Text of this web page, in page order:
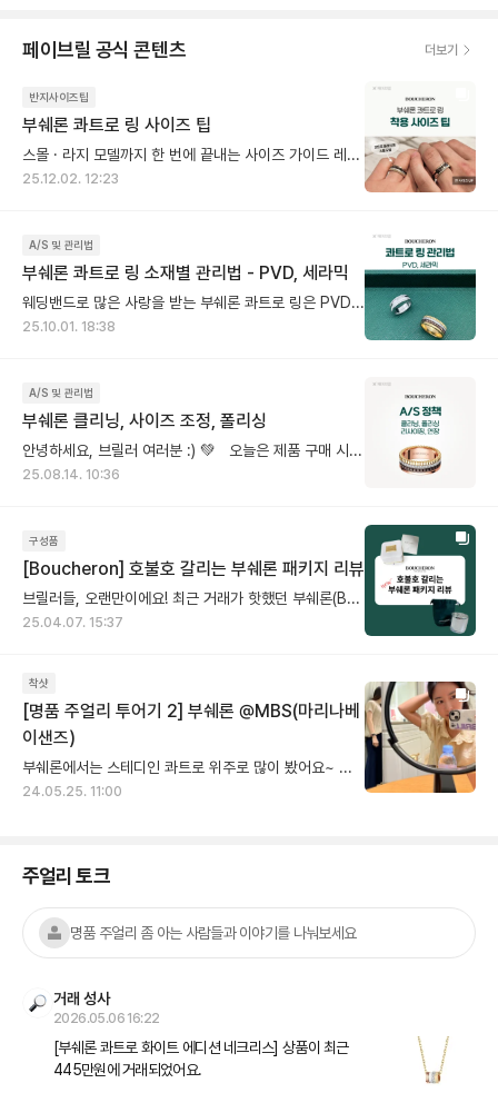
페이브릴 공식 콘텐츠 더보기
반지사이즈팁
부쉐론 콰트로 링 사이즈 팁
스몰 · 라지 모델까지 한 번에 끝내는 사이즈 가이드 레이어드된 밴드와 볼륨감 덕분에 존재감이 큰 콰트로 링은 웨딩 밴드로 데일리 착용할 때 특히 사이즈 선택이 중요해요. 모델에 따라 같은 호수라도 착용감이 달라지기 때문에 기본 웨딩 링, 스몰, 라지 모델을 나눠서 보는 것이 좋습니다. [사이즈 선택 가이드] ❶ 기본 콰트로 웨딩 링 안쪽 마감이 부드럽고, 손가락을 자연스럽게 감싸는 곡선 형태라 ✔️ 평소에 착용하는 정 사이즈로 편안하게 착용 가능해요. 👉 예: 평소 51호 착용 → 51호 추천 ❷ 콰트로 클래식 스몰 링 여러 코드가 한 번에 레이어드된 구조라 실제 착용감이평소 반지보다 살짝 타이트하게 느껴질 수 있습니다. ✔️ 평소 링 사이즈보다 한 사이즈 크게 선택을 추천해요. 👉 예: 평소 51호 착용 → 스몰 링 52호 추천 ❸ 콰트로 클래식 라지 링 밴드 폭이 가장 넓고 손가락을 감싸는 면적이 크기 때문에 정사이즈로 맞추면 끼우고 뺄 때 답답할 수 있어요. 손가락 옆면과 아랫부분까지 넓게 닿으면서 움직임이 제한되고, 실제 호수보다 더 작게 느껴지는 편입니다. ✔️ 평소 링 사이즈보다 두 사이즈 크게 선택을 권장해요. 👉 예: 평소 51호 착용 → 라지 링 53호 추천 [왜 스몰은 한 사이즈, 라지는 두 사이즈 업이 필요할까] - 링의 폭과 손가락이 닿는 면적 때문인데요. 링 폭이 두꺼워질수록 손가락과 맞닿는 면이 넓어지고 같은 호수라도 더 타이트하게 느껴지게 됩니다. - 콰트로처럼 폭이 넓은 링은 손가락을 둥글게 감싸며 반듯하게 고정되는 형태라, 마디를 통과할 때나 손을 쥐었다 폈다 할 때 더 끼는 느낌이 강해져요. - 여기에 더해, 계절, 온도, 개인별 붓기 차이 때문에 볼륨감이 큰 스몰, 라지는 여유있는 사이즈 선택하는게 오래 착용하해도 편안하고, 손가락 라인도 더 예쁘게 정리되어 보여요. 💡페이브릴 Tip) 콰트로 스몰 모델을 보고 있다면 →평소 호수보다 한 사이즈 크게 콰트로 라지 모델을 보고 있다면 →평소 호수보다 두 사이즈 크게 ________________________________________________ 💭FAQ Q. 콰트로 링은 사이즈 조정이 가능한가요? A. 밴드 전체에 패턴이 반복되는 구조라 사이즈 조절이 불가해요. 사이즈 수선이 어려운 디자인이기 때문에, 구매 시 계절과 온도, 개인의 붓기 정도를 함께 고려해 호수를 신중하게 선택하는 것이 중요해요. Q. 웨딩링으로 가장 인기있는 콰트로 링은 무엇인가요? A. 부쉐론 클래식 콰트로링 4단 다이아 모델이 가장 인기 있어요. - 일반적으로 여성분은 다이아가 세팅된 클래식 콰트로 링, - 남성분은 다이아가 없는 클래식 콰트로 링 조합으로 많이 선택하세요. Q. 콰트로 색상은 어떤 컬러가 인기가 많나요? A. 콰트로 컬렉션은 다양한 컬러와 소재를 조합한 디자인이 특징입니다. - 브라운 PVD(클래식) : 캐주얼 스타일과 포멀한 룩 모두에게 잘 어울려 활용도가 높아요. - 화이트 세라믹(화이트 에디션) : 밝고 여성스러운 분위기를 선호하시는 분들께 인기입니다. - 블랙 PVD(블랙 에디션) : 강렬하고 모던한 무드를 주어 존재감 있는 포인트 링으로 좋습니다. Q. 콰트로 링 착용팁이 있을까요? A. 기본 웨딩 밴드와 가드링을 레이어링하면, 콰트로 스몰 모델을 보다 부담 없이 연출할 수 있어요 - 클루 드 파리, 그로그랭, 다이아 가드링 디자인을 가드링으로 많이 찾으세요. 가드 링만 단독으로 착용해도 캐주얼한 느낌을 줄 수 있고, 상황에 따라 다른 가드 링을 함께 레이어링하면 두께감 있는 스몰 모델을 착용한 듯한 느낌으로 연출할 수 있습니다.
25.12.02. 12:23
A/S 및 관리법
부쉐론 콰트로 링 소재별 관리법 - PVD, 세라믹
웨딩밴드로 많은 사랑을 받는 부쉐론 콰트로 링은 PVD와 세라믹이 더해져 유니크한 매력을 보여줘요. 오늘은 이런 콰트로 링을 오래 예쁘게 착용할 수 있는 관리법과 A/S 정보를 함께 알려드릴게요! 💍 [콰트로 링 관리 법] ➊ 운동, 수면, 손 씻을 때는 빼두는 게 좋아요. ➋ 착용 후엔 부드러운 천으로 닦아 표면을 관리해 주세요. ➌ 얼룩이 묻으면 미온수에 중성세제를 살짝 풀어 닦은 뒤 잘 건조시켜주세요. ➍ 향수·손소독제 같은 화학 제품, 사우나와 같은 고온 노출은 피해주세요. [PVD] 브라운·블랙 컬러는 18K 골드 위에 특수 공법으로 색을 입힌 소재예요. 시간이 지나면 색이 옅어질 수 있는데, 이는 소재 특성상 흔히 나타나는 변화예요. 다만 손소독제·향수 같은 화학제품은 이런 변화를 더 빠르게 만들 수 있어요. PVD는 교체만 가능하며, 비용은 60만 원대예요. 라지 링처럼 PVD가 두 줄로 들어간 디자인은 90만 원대입니다. [세라믹] 화이트, 레드, 블루 컬러가 포인트가 되지만 강한 충격에 깨질 수 있어요. 또한, 화이트는 밝은 컬러라 변색이 눈에 잘 띌 수 있어요. 요리나 얼룩이 생기기 쉬운 상황에서는 착용을 피하는 게 좋아요. 세라믹은 매년 1회 무상 교체가 가능하고, 교체 비용은 40만 원대입니다. 💡 알아두면 좋은 AS 정보 - 정확한 비용은 매장에서 실물을 확인 후 안내받으실 수 있어요. - 품질 보증 기간은 2년이지만, 수리 사유에 따라 유상으로 진행될 수 있어요. - 해외 매장에서 구매한 제품은 국내에서 무상 A/S가 불가합니다. 콰트로 링은 여러 소재가 조합된 만큼 관리법을 잘 지켜주시면 더 오래, 처음처럼 예쁜 반짝임을 간직하실 수 있을 거예요. ✨
25.10.01. 18:38
A/S 및 관리법
부쉐론 클리닝, 사이즈 조정, 폴리싱
안녕하세요, 브릴러 여러분 :) 💚 오늘은 제품 구매 시 꼭 알아두면 좋은 부쉐론 A/S (세척·사이즈 조정·폴리싱) 정책을 준비했어요. A/S를 계획 중이신 분들이나 중고로 구매하신 분들께 특히 유용하니 끝까지 함께 봐주세요! 🙌 💍 AS (수선) 접수 시 보증서 필수 여부 부쉐론은 수선을 진행하려면 보증서 확인이 필수예요. 보증서가 없다면? ❶ 구매자 본인인 경우 → 본인 확인 후 매장에서 진행 여부 검토 ❷ 보증서가 없고, 구매자 확인도 불가능 → 수선 불가 즉, 보증서나 매장에서 구매자 확인이 가능해야 A/S를 받을 수 있으니, 꼭 확인하세요! ✨ 클리닝(세척) 서비스 구매자 구매 이력을 기반으로 제공되는 무료 서비스예요! 단, 제품에 따라 일부 품목은 제한될 수 있고, 제품 상태에 따라 비용이 발생할 수 있습니다. 📏 사이즈 조정(반지 리사이징 & 목걸이 줄 길이) - 반지 리사이징 : 소재,디자인,내구성 문제로 불가능 - 목걸이 줄 길이 : 구매 후 3개월 이내 4cm까지 무료 연장·단축 (이후엔 유상) 💎 폴리싱 폴리싱은 유상 서비스예요! 제품 상태와 작업 범위에 따라 비용이 달라지고, 무상 진행은 불가능해요. 정확한 견적은 매장에서 확인 가능해요. 💡 AS (수선) 꿀팁 부쉐론 보증서는 재발급이 되지 않아요. 분실하면 수선·세척 서비스 이용이 어려울 수 있으니 꼭 잘 보관해 주세요. 예쁜 주얼리, 오래오래 반짝이고 싶다면 오늘 알려드린 A/S 팁 꼭 챙겨가세요! ☺️
25.08.14. 10:36
구성품
[Boucheron] 호불호 갈리는 부쉐론 패키지 리뷰
브릴러들, 오랜만이에요! 최근 거래가 핫했던 부쉐론(Boucheron)에 대한 소식을 가져왔어요📮 작년 4월을 기준으로 부쉐론의 패키징이 리뉴얼 되었는데요! 호평에 비해 혹평이 많았던 부쉐론의 New 패키지, 페이브릴에서도 한 번 살펴보았습니다!😊 . . . ❶ 어떻게 바뀌었을까? 이전의 느낌은 버리고 완전히 새롭게 재탄생했어요! 화이트 베이스에 골드포인트로 여심 저격 가능했던 기존의 패키지와 달리 브랜드 컬러인 녹색을 반영했어요. 전반적인 컬러톤이 많이 다운되었고, 소재나 모양의 변화로 전혀 다른 느낌을 주네요. ❷ 왜 바뀌었을까? 요즘 많은 기업들이 내세우는 경영 가치 중 하나는 지속 가능성을 달성하기 위한 ESG(Environmental, Social, Governance)경영이죠. 환경이라는 주제가 심각한 이슈로 떠오르는만큼, 전 세계 국가들을 비롯해 많은 기업들도 자발적으로 환경 보존에 참여하며 브랜드 가치를 높이고 있어요. 부쉐론의 NEW패키지는 원자재 선택부터 쓰임 하나하나 재활용이 가능하도록 설계되었다고 하니 환경을 생각한 브랜드의 노력이 느껴지네요👍🏻 ❸ 파우치 참 장식의 모양은 랜덤일까? 케이스를 담는 파우치에 다는 참 장식에는 고양이, 고양이 발자국, 부쉐론 브랜드마크와 같이 그림이나 문구가 새겨진 것을 볼 수 있어요. 너무 귀엽고 아기자기해서 눈길이 가더라고요. 참 장식은 랜덤이 아니라 구매자가 직접 고를 수 있다는 점! 새상품을 구매하는 매장에서만 누릴 수 있는 특권인 듯 해요👀 . . . 저에게는 나름대로 흥미로운 포인트가 많았는데, 가벼운 내용이지만 브릴러들도 흥미롭게 읽으셨길 바래요. 소비자들의 찐후기도 모아놨으니 재미있게 보시고, 페이브릴의 부쉐론 아이템들도 스윽 둘러보고 가는 것도 잊지마세요💚
25.04.07. 15:37
착샷
[명품 주얼리 투어기 2] 부쉐론 @MBS(마리나베
이샌즈)
부쉐론에서는 스테디인 콰트로 위주로 많이 봤어요~ 콰트로 목걸이는 색상 별로 착샷 공유하니 평소 관심 있으셨던 분들 살펴보세요! (얼굴 공개 조금 부끄럽지만 워낙 판매자 분들 많이 뵙고 있어서...네 그 여자가 저 맞아용) ✔️ 콰트로 네크리스는 블루 에디션이 영하고 캐쥬얼하게 예쁠 것이라는 생각을 가지고 있었는데 막상 착용해보니 화이트랑 클래식이 저에게는 무난했고 제 픽은 클래식이었어요! (블루는 피부가 하야신 분들 예쁠 것 같아요) + (사이즈 TIP) 콰트로 클래식 네크리스는 [미니] 가 있고 [XS 모티브]가 있어요 저의 착샷에서 클래식만 XS 모티브로 착용해봤고 나머지 블루/화이트는 미니 입니다. 미니는 존재감있고 XS는 좀 더 영하고 산뜻한 느낌? 두 사이즈 모두 매력 있었어요! ✔️ 저는 콰트로 귀걸이가 기억에 남네요? 귀걸이는 위시리스 트에 없었던 건데 엄청 친절하신 매장 매니저님이 착용해 보라고 꺼내주셨어요, 콰트로 귀걸이 무게는 좀 있었는데 불편한 정도는 아니었고 너무 예뻤어요!! ✔️ 콰트로 링은 검지 착용샷으루 봐주세용^^
24.05.25. 11:00
주얼리 토크
명품 주얼리 좀 아는 사람들과 이야기를 나눠보세요
거래 성사
2026.05.06 16:22
[부쉐론 콰트로 화이트 에디션 네크리스] 상품이 최근
445만원에 거래되었어요.